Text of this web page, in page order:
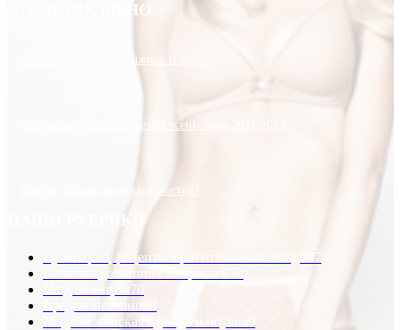
ЭТО ПОПУЛЯРНО
С чем носить трикотажное платье?
Стильные образы на сезон осень-зима 2021/2022
Вредно ли наращивание ногтей?
НАШИ РУБРИКИ
Кулинария, рецепты приготовления блюд
197
Копилка домашних хитростей
Уход за лицом 70
Вредно-полезно
Модная женская одежда и обувь